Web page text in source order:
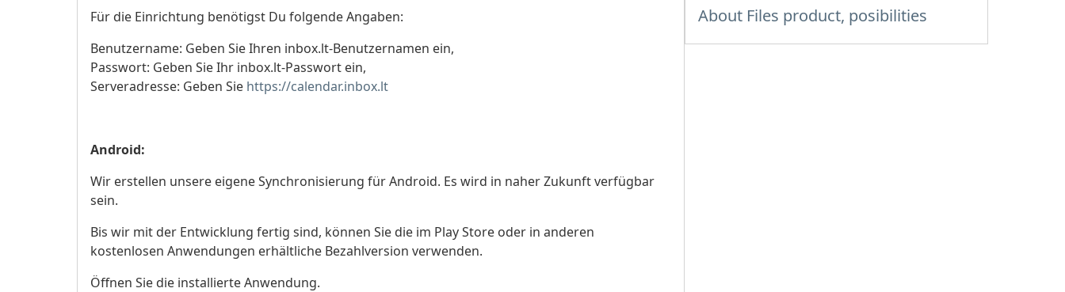
Für die Einrichtung benötigst Du folgende Angaben:
Benutzername: Geben Sie Ihren inbox.lt-Benutzernamen ein,
Passwort: Geben Sie Ihr inbox.lt-Passwort ein,
Serveradresse: Geben Sie https://calendar.inbox.lt
Android:
Wir erstellen unsere eigene Synchronisierung für Android. Es wird in naher Zukunft verfügbar
sein.
Bis wir mit der Entwicklung fertig sind, können Sie die im Play Store oder in anderen
kostenlosen Anwendungen erhältliche Bezahlversion verwenden.
Öffnen Sie die installierte Anwendung.
About Files product, posibilities